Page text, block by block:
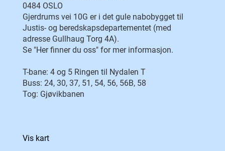
0484 OSLO
Gjerdrums vei 10G er i det gule nabobygget til
Justis- og beredskapsdepartementet (med
adresse Gullhaug Torg 4A).
Se "Her finner du oss" for mer informasjon.
T-bane: 4 og 5 Ringen til Nydalen T
Buss: 24, 30, 37, 51, 54, 56, 56B, 58
Tog: Gjøvikbanen
Vis kart